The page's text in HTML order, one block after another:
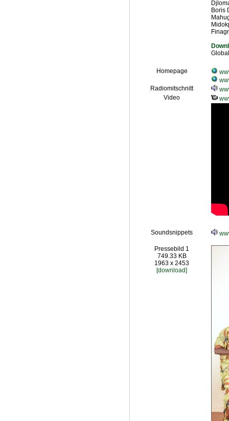
Boris
Homepage
Radiomitschnitt
Video
Soundsnippets
Pressebild 1
749.33 KB
1963 x 2453
[download]